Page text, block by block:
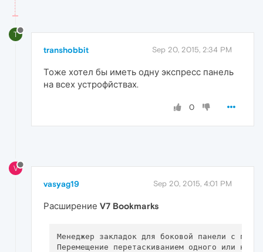
T
transhobbit Sep 20, 2015, 2:34 PM
Тоже хотел бы иметь одну экспресс панель
на всех устрофйствах.
0
V
vasyag19 Sep 20, 2015, 4:01 PM
Расширение V7 Bookmarks
Менеджер закладок для боковой панели с
Перемещение перетаскиванием одного или